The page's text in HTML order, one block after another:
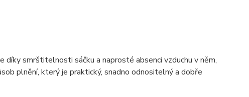
díky smrštitelnosti sáčku a naprosté absenci vzduchu v něm,
plnění, který je praktický, snadno odnositelný a dobře